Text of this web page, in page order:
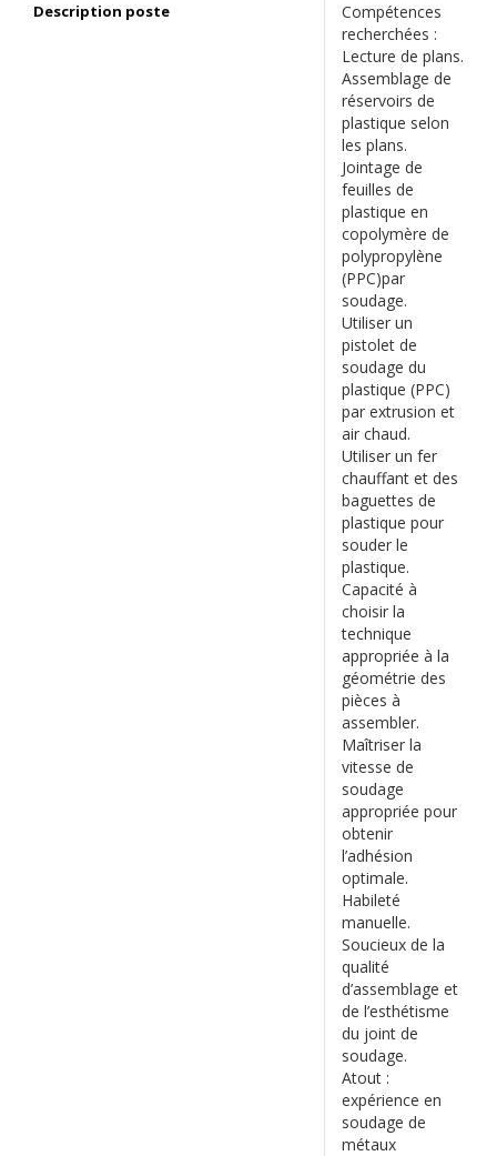
Description poste
Compétences
recherchées :
Lecture de plans.
Assemblage de
réservoirs de
plastique selon
les plans.
Jointage de
feuilles de
plastique en
copolymère de
polypropylène
(PPC)par
soudage.
Utiliser un
pistolet de
soudage du
plastique (PPC)
par extrusion et
air chaud.
Utiliser un fer
chauffant et des
baguettes de
plastique pour
souder le
plastique.
Capacité à
choisir la
technique
appropriée à la
géométrie des
pièces à
assembler.
Maîtriser la
vitesse de
soudage
appropriée pour
obtenir
l’adhésion
optimale.
Habileté
manuelle.
Soucieux de la
qualité
d’assemblage et
de l’esthétisme
du joint de
soudage.
Atout :
expérience en
soudage de
métaux